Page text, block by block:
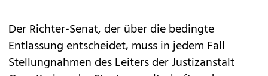
Der Richter-Senat, der über die bedingte
Entlassung entscheidet, muss in jedem Fall
Stellungnahmen des Leiters der Justizanstalt